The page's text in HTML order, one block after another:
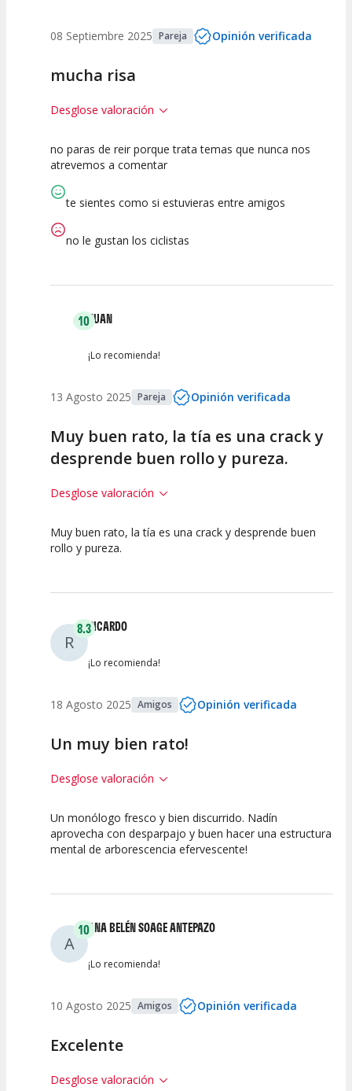
08 Septiembre 2025 Pareja Opinión verificada
mucha risa
Desglose valoración
10
Espectáculo
10 10
no paras de reir porque trata temas que nunca nos
atrevemos a comentar
te sientes como si estuvieras entre amigos
no le gustan los ciclistas
10JUAN
¡Lo recomienda!
13 Agosto 2025 Pareja Opinión verificada
Muy buen rato, la tía es una crack y
desprende buen rollo y pureza.
Desglose valoración
10 10 10
Muy buen rato, la tía es una crack y desprende buen
rollo y pureza.
R
8.3RICARDO
¡Lo recomienda!
18 Agosto 2025 Amigos Opinión verificada
Un muy bien rato!
Desglose valoración
7.5
Calidad del
7.5
Puesta en
10
Interpretación
Un monólogo fresco y bien discurrido. Nadín
aprovecha con desparpajo y buen hacer una estructura
mental de arborescencia efervescente!
A
10ANA BELÉN SOAGE ANTEPAZO
¡Lo recomienda!
10 Agosto 2025 Amigos Opinión verificada
Excelente
Desglose valoración